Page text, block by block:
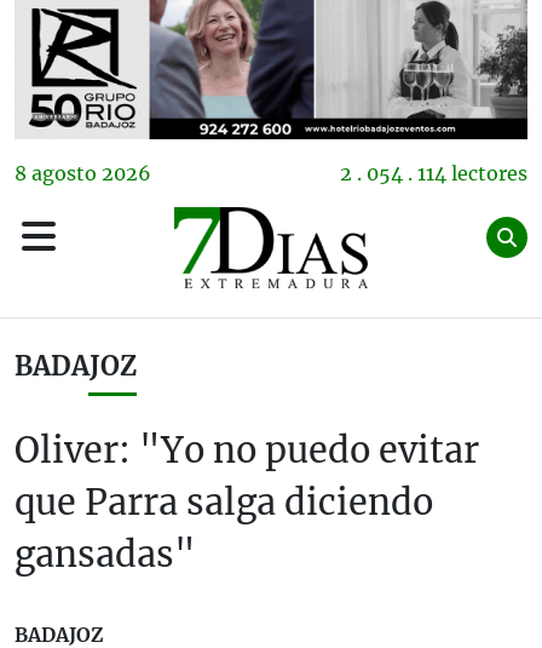
8 agosto 2026 2 . 054 . 114 lectores
BADAJOZ
Oliver: "Yo no puedo evitar
que Parra salga diciendo
gansadas"
BADAJOZ